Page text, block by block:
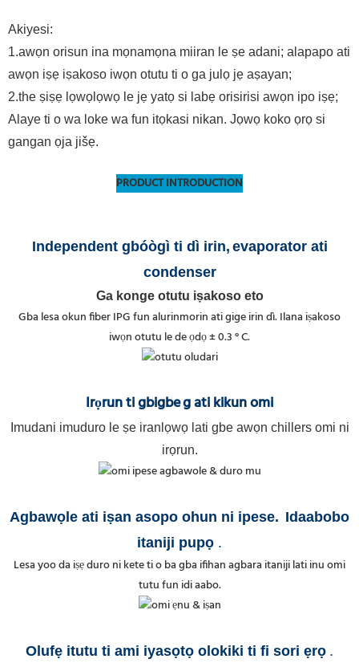
Akiyesi:
1.awọn orisun ina mọnamọna miiran le ṣe adani; alapapo ati
awọn iṣẹ iṣakoso iwọn otutu ti o ga julọ jẹ aṣayan;
2.the ṣiṣẹ lọwọlọwọ le jẹ yatọ si labẹ orisirisi awọn ipo iṣẹ;
Alaye ti o wa loke wa fun itọkasi nikan. Jọwọ koko ọrọ si
gangan ọja jišẹ.
PRODUCT INTRODUCTION
Independent gbóògì ti dì irin, evaporator ati
condenser
Ga konge otutu iṣakoso eto
Gba lesa okun fiber IPG fun alurinmorin ati gige irin dì. Ilana iṣakoso
iwọn otutu le de ọdọ ± 0.3 ° C.
Irọrun ti gbigbeg ati kikun omi
Imudani imuduro le ṣe iranlọwọ lati gbe awọn chillers omi ni
irọrun.
Agbawọle ati iṣan asopo ohun ni ipese. Idaabobo
itaniji pupọ .
Lesa yoo da iṣẹ duro ni kete ti o ba gba ifihan agbara itaniji lati inu omi
tutu fun idi aabo.
Olufẹ itutu ti ami iyasọtọ olokiki ti fi sori ẹrọ .